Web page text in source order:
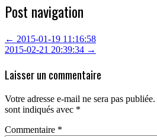
Post navigation
← 2015-01-19 11:16:58
2015-02-21 20:39:34 →
Laisser un commentaire
Votre adresse e-mail ne sera pas publiée.
sont indiqués avec *
Commentaire *